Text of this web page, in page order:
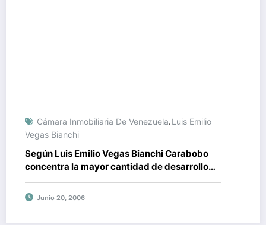
Cámara Inmobiliaria De Venezuela, Luis Emilio
Vegas Bianchi
Según Luis Emilio Vegas Bianchi Carabobo
concentra la mayor cantidad de desarrollo
inmobiliario del país
Junio 20, 2006